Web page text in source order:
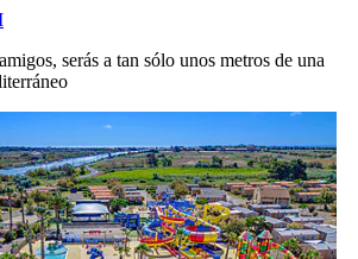
serás a tan sólo unos metros de una